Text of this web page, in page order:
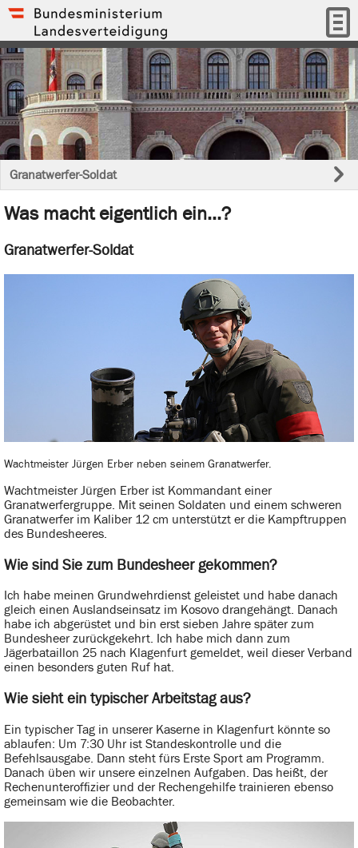
Granatwerfer-Soldat
Was macht eigentlich ein...?
Granatwerfer-Soldat
Wachtmeister Jürgen Erber neben seinem Granatwerfer.
Wachtmeister Jürgen Erber ist Kommandant einer
Granatwerfergruppe. Mit seinen Soldaten und einem schweren
Granatwerfer im Kaliber 12 cm unterstützt er die Kampftruppen
des Bundesheeres.
Wie sind Sie zum Bundesheer gekommen?
Ich habe meinen Grundwehrdienst geleistet und habe danach
gleich einen Auslandseinsatz im Kosovo drangehängt. Danach
habe ich abgerüstet und bin erst sieben Jahre später zum
Bundesheer zurückgekehrt. Ich habe mich dann zum
Jägerbataillon 25 nach Klagenfurt gemeldet, weil dieser Verband
einen besonders guten Ruf hat.
Wie sieht ein typischer Arbeitstag aus?
Ein typischer Tag in unserer Kaserne in Klagenfurt könnte so
ablaufen: Um 7:30 Uhr ist Standeskontrolle und die
Befehlsausgabe. Dann steht fürs Erste Sport am Programm.
Danach üben wir unsere einzelnen Aufgaben. Das heißt, der
Rechenunteroffizier und der Rechengehilfe trainieren ebenso
gemeinsam wie die Beobachter.